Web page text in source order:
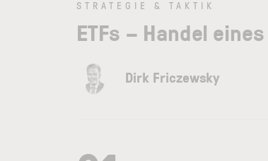
STRATEGIE & TAKTIK
ETFs – Handel
Dirk Friczewsky